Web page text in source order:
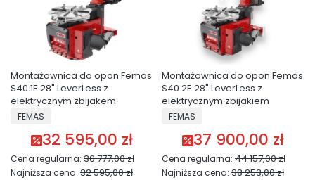
Montażownica do opon Femas
S40.1E 28" LeverLess z
elektrycznym zbijakem
PRODUCENT
FEMAS
Cena promocyjna
32 595,00 zł
Cena regularna: 36 777,00 zł
Najniższa cena: 32 595,00 zł
Montażownica do opon Femas
S40.2E 28" LeverLess z
elektrycznym zbijakiem
PRODUCENT
FEMAS
Cena promocyjna
37 900,00 zł
Cena regularna: 44 157,00 zł
Najniższa cena: 38 253,00 zł